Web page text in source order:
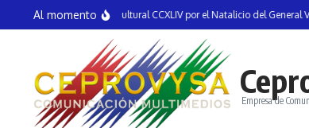
Saltar al contenido
Al momento
la Semana Cultural CCXLIV por el Natalicio del General Vicente
Empresa de